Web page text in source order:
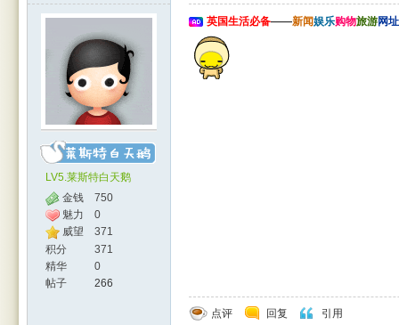
LV5.莱斯特白天鹅
金钱
750
魅力
0
威望
371
积分
371
精华
0
帖子
266
英国生活必备——新闻娱乐购物旅游网
点评 回复 引用